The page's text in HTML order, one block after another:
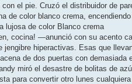
con el pie. Cruzó el distribuidor de
de color blanco crema,
lujosa de color Blanco crema
cocina! —anunció con su acento
jengibre hiperactivas. Esas que
de dos puertas con
miró el desastre de bolitas de
para convertir otro lunes